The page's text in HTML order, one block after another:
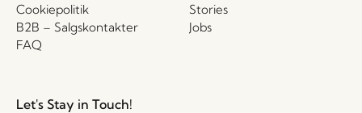
Cookiepolitik
B2B – Salgskontakter
FAQ
Stories
Jobs
Let's Stay in Touch!